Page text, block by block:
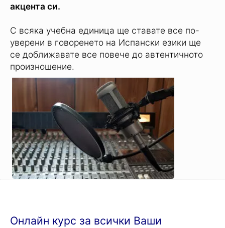
акцента си.
С всяка учебна единица ще ставате все по-
уверени в говоренето на Испански езики ще
се доближавате все повече до автентичното
произношение.
Онлайн курс за всички Ваши